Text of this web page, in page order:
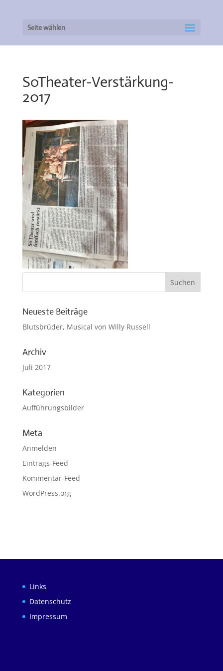
Seite wählen
SoTheater-Verstärkung-
2017
Neueste Beiträge
Blutsbrüder, Musical von Willy Russell
Archiv
Juli 2017
Kategorien
Aufführungsbilder
Meta
Anmelden
Eintrags-Feed
Kommentar-Feed
WordPress.org
Links
Datenschutz
Impressum